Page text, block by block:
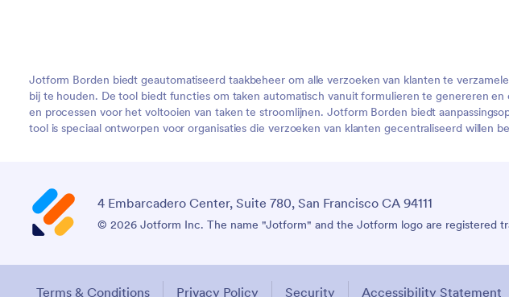
Jotform Borden biedt geautomatiseerd taakbeheer om alle verzoeken van klanten te
bij te houden. De tool biedt functies om taken automatisch vanuit formulieren te genereren
en processen voor het voltooien van taken te stroomlijnen. Jotform Borden biedt
tool is speciaal ontworpen voor organisaties die verzoeken van klanten gecentraliseerd willen
4 Embarcadero Center, Suite 780, San Francisco CA 94111
© 2026 Jotform Inc. The name "Jotform" and the Jotform logo are registered
Terms & Conditions Privacy Policy Security Accessibility Statement